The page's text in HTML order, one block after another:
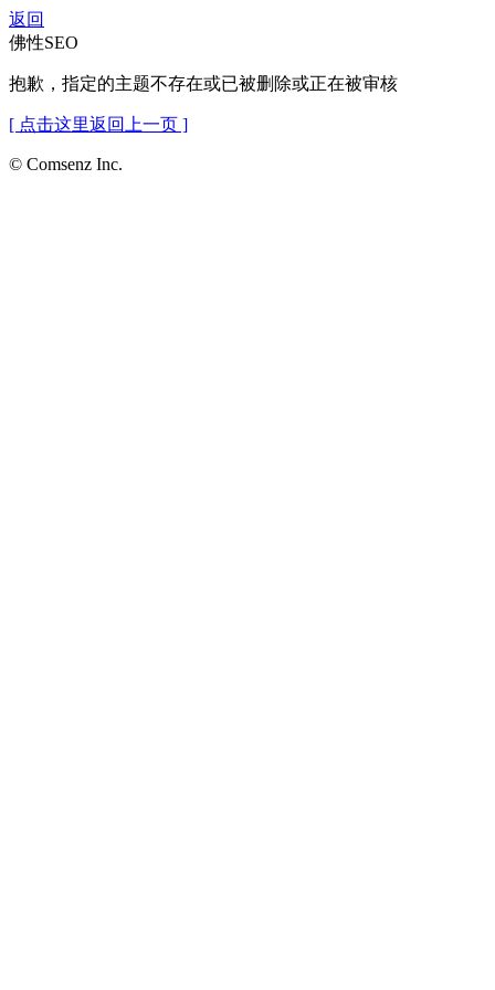
返回
佛性SEO
抱歉，指定的主题不存在或已被删除或正在被审核
[ 点击这里返回上一页 ]
© Comsenz Inc.